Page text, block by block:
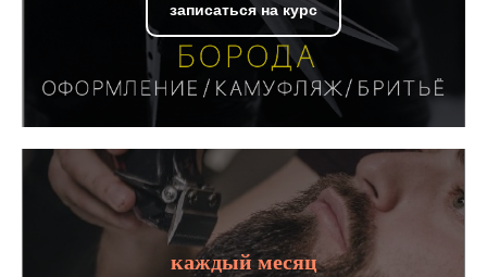
записаться на курс
каждый месяц